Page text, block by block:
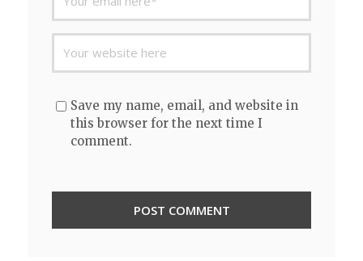
Save my name, email, and website in
this browser for the next time I
comment.